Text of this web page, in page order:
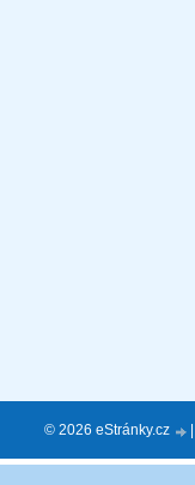
© 2026 eStránky.cz